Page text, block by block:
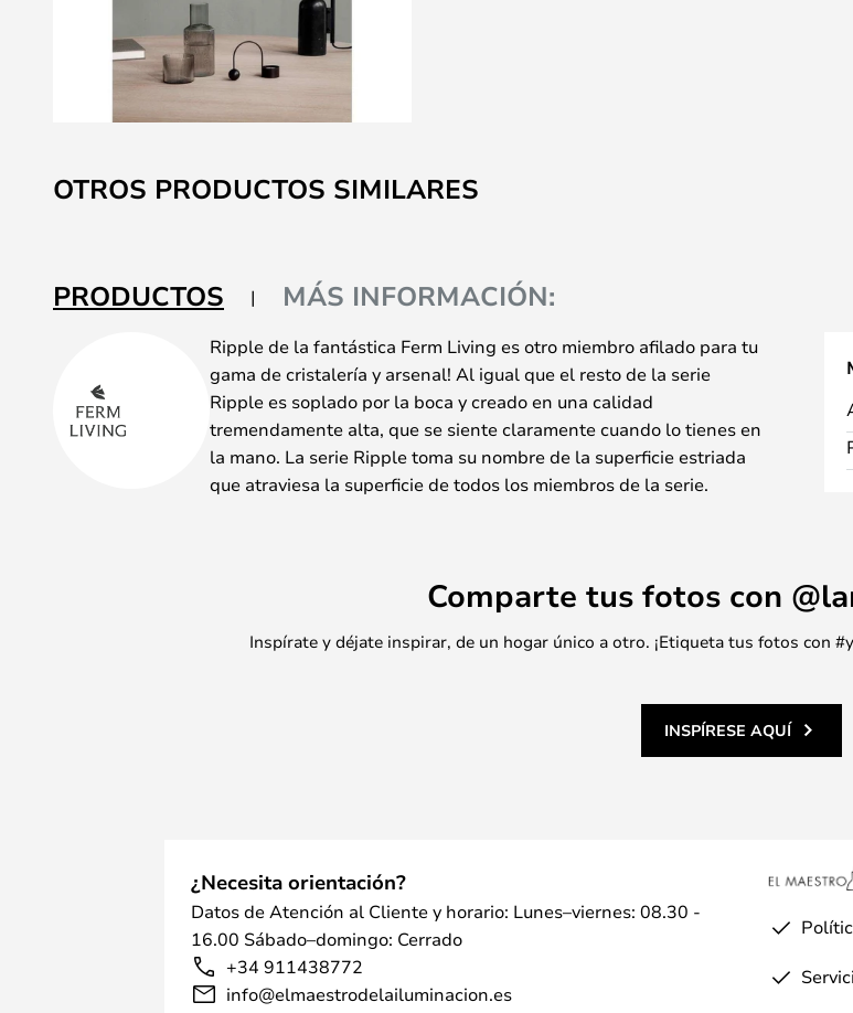
al
comienzo
galería
de
OTROS PRODUCTOS SIMILARES
PRODUCTOS MÁS INFORMACIÓN:
Ripple de la fantástica Ferm Living es otro miembro afilado para tu
gama de cristalería y arsenal! Al igual que el resto de la serie
Ripple es soplado por la boca y creado en una calidad
tremendamente alta, que se siente claramente cuando lo tienes en
la mano. La serie Ripple toma su nombre de la superficie estriada
que atraviesa la superficie de todos los miembros de la serie.
Comparte tus fotos con
Inspírate y déjate inspirar, de un hogar único a otro. ¡Etiqueta tus fotos con
INSPÍRESE AQUÍ
¿Necesita orientación?
Datos de Atención al Cliente y horario: Lunes–viernes: 08.30 -
16.00 Sábado–domingo: Cerrado
+34 911438772
info@elmaestrodelailuminacion.es